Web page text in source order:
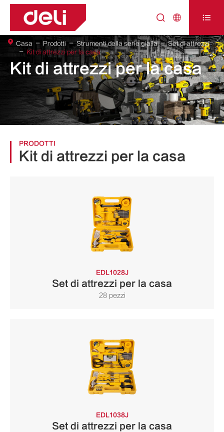
  
Kit di attrezzi per la casa
Casa Prodotti Strumenti della serie gialla
Set di attrezzi
Kit di attrezzi per la casa
PRODOTTI
Kit di attrezzi per la casa
EDL1028J
Set di attrezzi per la casa
28 pezzi
EDL1038J
Set di attrezzi per la casa